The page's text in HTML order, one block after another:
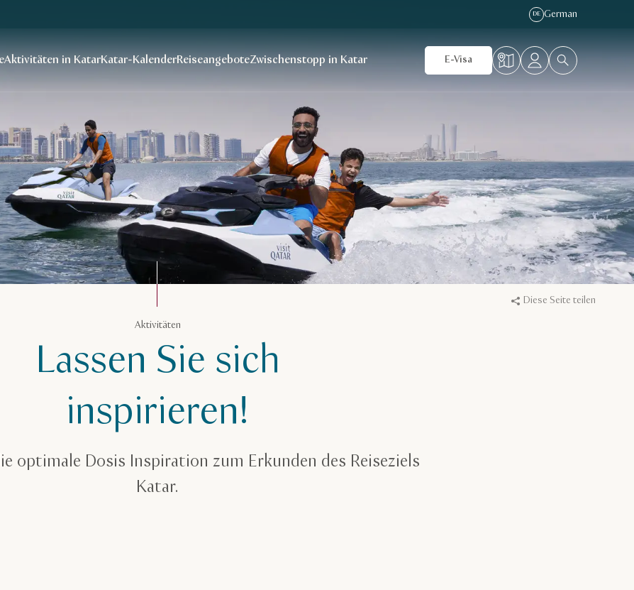
DE German
Aktivitäten in KatarKatar-KalenderReiseangeboteZwischenstopp in Katar E-Visa
Diese Seite teilen
Aktivitäten
Lassen Sie sich
inspirieren!
optimale Dosis Inspiration zum Erkunden des Reiseziels
Katar.